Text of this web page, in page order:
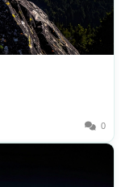
0